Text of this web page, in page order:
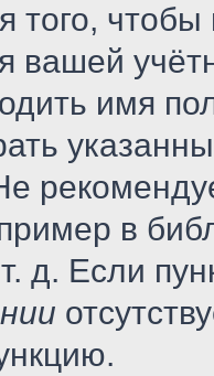
того, чтобы
вашей
имя
в
д. Если